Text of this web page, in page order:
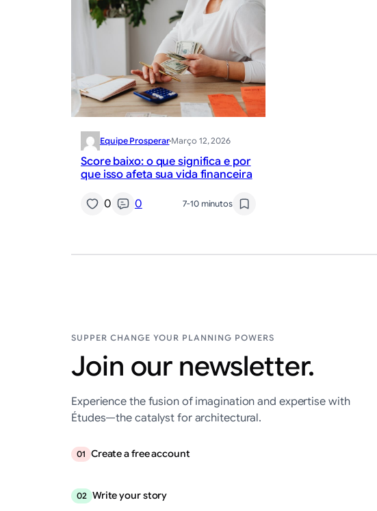
Equipe Prosperar·Março 12, 2026
Score baixo: o que significa e por
que isso afeta sua vida financeira
0 0 7-10 minutos
SUPPER CHANGE YOUR PLANNING POWERS
Join our newsletter.
Experience the fusion of imagination and expertise with
Études—the catalyst for architectural.
01 Create a free account
02 Write your story